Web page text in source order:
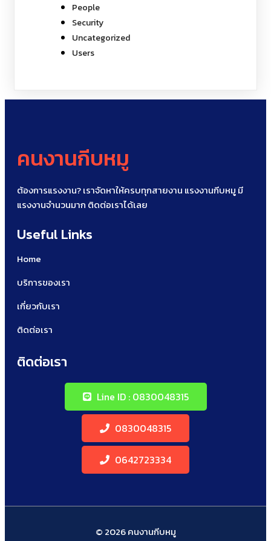
People
Security
Uncategorized
Users
คนงานกีบหมู
ต้องการแรงงาน? เราจัดหาให้ครบทุกสายงาน แรงงานกีบหมู มี
แรงงานจำนวนมาก ติดต่อเราได้เลย
Useful Links
Home
บริการของเรา
เกี่ยวกับเรา
ติดต่อเรา
ติดต่อเรา
Line ID : 0830048315
0830048315
0642723334
© 2026 คนงานกีบหมู